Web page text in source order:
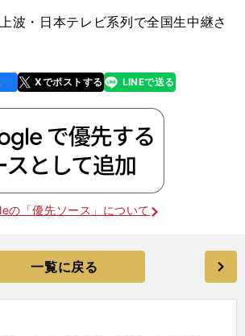
波・日本テレビ系列で全国生中継さ
Xでポストする
line LINEで送る
の「優先ソース」について
一覧に戻る